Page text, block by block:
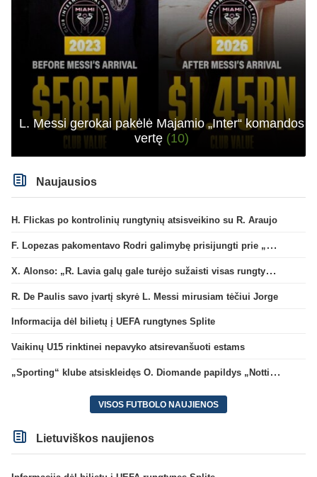
L. Messi gerokai pakėlė Majamio „Inter“ komandos
vertę (10)
Naujausios
H. Flickas po kontrolinių rungtynių atsisveikino su R. Araujo
F. Lopezas pakomentavo Rodri galimybę prisijungti prie „Barcelona“ ekipos
X. Alonso: „R. Lavia galų gale turėjo sužaisti visas rungtynes“
R. De Paulis savo įvartį skyrė L. Messi mirusiam tėčiui Jorge
Informacija dėl bilietų į UEFA rungtynes Splite
Vaikinų U15 rinktinei nepavyko atsirevanšuoti estams
„Sporting“ klube atsiskleidęs O. Diomande papildys „Nottingham“ gretas
VISOS FUTBOLO NAUJIENOS
Lietuviškos naujienos